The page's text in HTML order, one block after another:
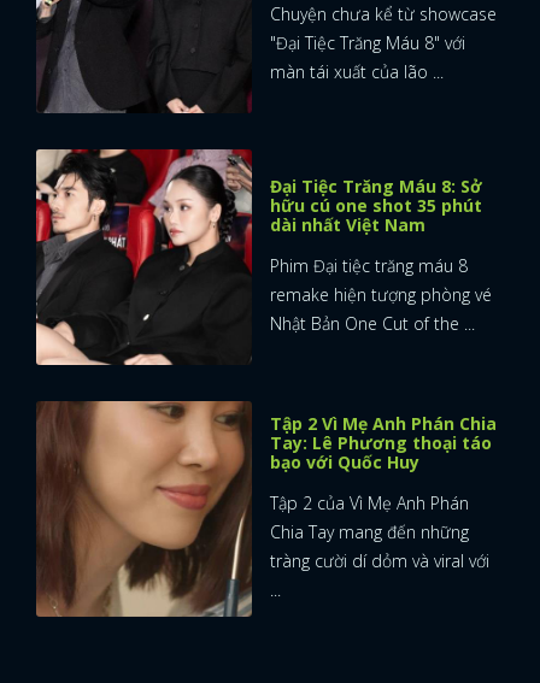
Chuyện chưa kể từ showcase
"Đại Tiệc Trăng Máu 8" với
màn tái xuất của lão ...
Đại Tiệc Trăng Máu 8: Sở
hữu cú one shot 35 phút
dài nhất Việt Nam
Phim Đại tiệc trăng máu 8
remake hiện tượng phòng vé
Nhật Bản One Cut of the ...
Tập 2 Vì Mẹ Anh Phán Chia
Tay: Lê Phương thoại táo
bạo với Quốc Huy
Tập 2 của Vì Mẹ Anh Phán
Chia Tay mang đến những
tràng cười dí dỏm và viral với
...